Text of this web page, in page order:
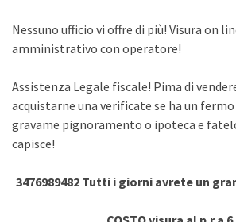
Nessuno ufficio vi offre di più! Visura on
amministrativo con operatore!
Assistenza Legale fiscale! Pima di
acquistarne una verificate se ha un
gravame pignoramento o ipoteca e
capisce!
3476989482 Tutti i giorni avrete un